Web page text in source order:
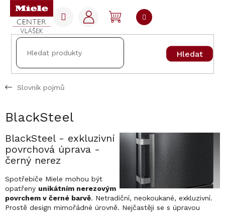
Přejít
obsah
Hledat
NÁKUPNÍ
KOŠÍK
Slovník pojmů
BlackSteel
BlackSteel - exkluzivní
povrchová úprava -
černý nerez
Spotřebiče Miele mohou být
opatřeny unikátním nerezovým
povrchem v černé barvě. Netradiční, neokoukané, exkluzivní.
Prostě design mimořádné úrovně. Nejčastěji se s úpravou